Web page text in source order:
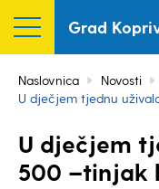
Grad
Naslovnica
Novosti
U dječjem tjednu
U dječjem
500 –tinjak